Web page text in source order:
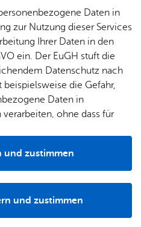
Bau­
stel­len
& Um­
lei­tun­
Um­
welt &
Kli­ma­
Sa­nie­
ren &
bi­li­en
Stadt­
Fa­mi­lie
& Kin­
der
Se­nio­
ren
Woh­
nen
re­frei
Pfle­ge
& Un­
ter­stüt­
zung
für eine neue Sport­
er­öff­net. Die Bau­
Euro.
Daten in
zur Nutzung dieser Services
Ihrer Daten in den
ein. Der EuGH stuft die
Datenschutz nach
beispielsweise die Gefahr,
Daten in
ohne dass für
und zustimmen
und zustimmen